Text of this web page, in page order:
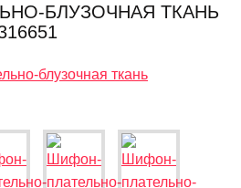
БЛУЗОЧНАЯ ТКАНЬ